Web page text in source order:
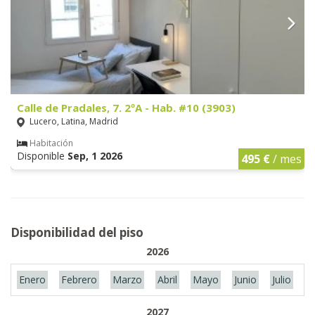
Calle de Pradales, 7. 2ºA - Hab. #10 (3903)
Lucero, Latina, Madrid
Habitación
Disponible Sep, 1 2026 495 €/ mes
Disponibilidad del piso
2026
Enero Febrero Marzo Abril Mayo Junio Julio
2027